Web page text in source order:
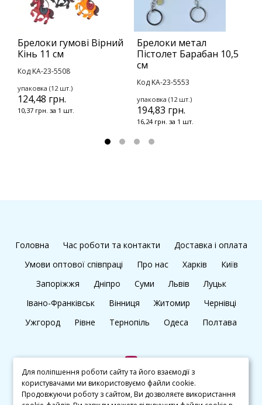
Брелоки гумові Вірний
Кінь 11 см
Код KA-23-5508
упаковка (12 шт.)
124,48 грн.
10,37 грн. за 1 шт.
Брелоки метал
Пістолет Барабан 10,5
см
Код KA-23-5553
упаковка (12 шт.)
194,83 грн.
16,24 грн. за 1 шт.
Головна Час роботи та контакти
Доставка і оплата
Умови оптової співпраці
Про нас Харків
Київ
Запоріжжя
Дніпро Суми Львів
Луцьк
Івано-Франківськ
Вінниця Житомир
Чернівці
Ужгород
Рівне Тернопіль Одеса Полтава
+38 (097) 045 65 77
Для поліпшення роботи сайту та його взаємодії з
користувачами ми використовуємо файли cookie.
Продовжуючи роботу з сайтом, Ви дозволяєте використання